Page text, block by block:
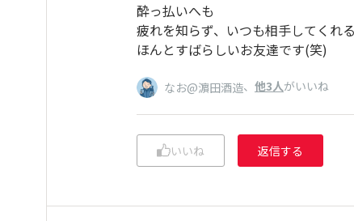
酔っ払いへも
疲れを知らず、いつも相手してくれ
ほんとすばらしいお友達です(笑)
なお@濵田酒造、 他3人がいいね
いいね 返信する